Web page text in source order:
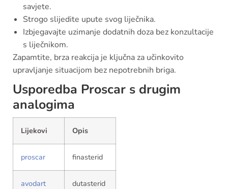
savjete.
Strogo slijedite upute svog liječnika.
Izbjegavajte uzimanje dodatnih doza bez konzultacije
s liječnikom.
Zapamtite, brza reakcija je ključna za učinkovito
upravljanje situacijom bez nepotrebnih briga.
Usporedba Proscar s drugim
analogima
Lijekovi Opis
proscar finasterid
avodart dutasterid